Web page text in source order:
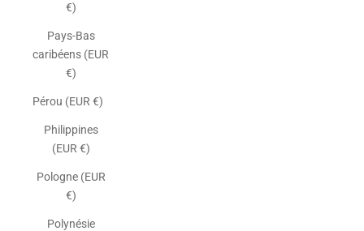
€)
Pays-Bas
caribéens (EUR
€)
Pérou (EUR €)
Philippines
(EUR €)
Pologne (EUR
€)
Polynésie